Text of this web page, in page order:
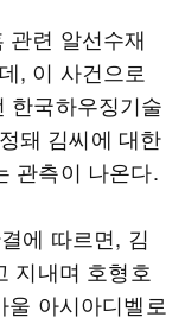
관련 알선수재
, 이 사건으로
한국하우징기술
돼 김씨에 대한
관측이 나온다.
에 따르면, 김
지내며 호형호
아시아디벨로